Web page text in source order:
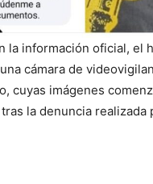
la información oficial, el
cámara de
cuyas imágenes
la denuncia realizada